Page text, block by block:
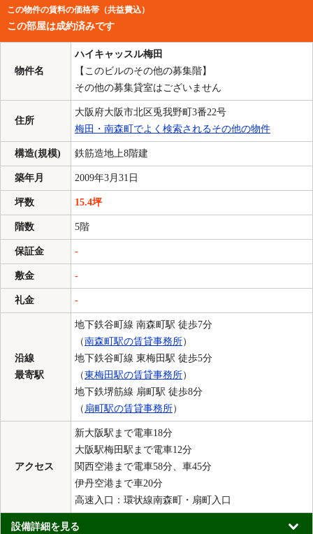
この物件の賃料の価格帯（共益費込）
この部屋は成約済みです
物件名
ハイキャッスル梅田
【このビルのその他の募集階】
その他の募集貸室はございません
住所
大阪府大阪市北区兎我野町3番22号
梅田・南森町でよく検索されるその他の物件
構造(規模) 鉄筋造地上8階建
築年月 2009年3月31日
坪数 15.4坪
階数 5階
保証金 -
敷金 -
礼金 -
沿線
最寄駅
地下鉄谷町線 南森町駅 徒歩7分
（南森町駅の賃貸事務所）
地下鉄谷町線 東梅田駅 徒歩5分
（東梅田駅の賃貸事務所）
地下鉄堺筋線 扇町駅 徒歩8分
（ 扇町駅の賃貸事務所）
アクセス
新大阪駅まで電車18分
大阪駅梅田駅まで電車12分
関西空港まで電車58分、車45分
伊丹空港まで車20分
高速入口：環状線南森町・扇町入口
設備詳細を見る